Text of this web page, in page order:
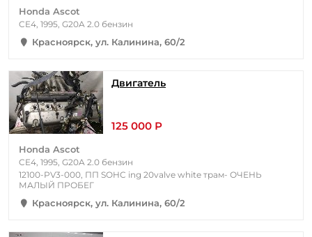
Honda Ascot
CE4, 1995, G20A 2.0 бензин
Красноярск, ул. Калинина, 60/2
Двигатель
125 000 Р
Honda Ascot
CE4, 1995, G20A 2.0 бензин
12100-PV3-000, ПП SOHC ing 20valve white трам- ОЧЕНЬ
МАЛЫЙ ПРОБЕГ
Красноярск, ул. Калинина, 60/2